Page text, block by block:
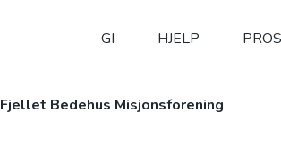
GI HJELP
Fjellet Bedehus Misjonsforening